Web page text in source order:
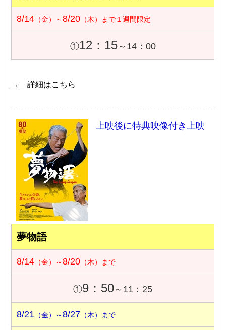
8/14 （金）～8/20 （木）まで１週間限定
①12：15～14：00
→ 詳細はこちら
上映後に特典映像付き上映
夢物語
8/14 （金）～8/20 （木）まで
①9：50～11：25
8/21 （金）～8/27 （木）まで